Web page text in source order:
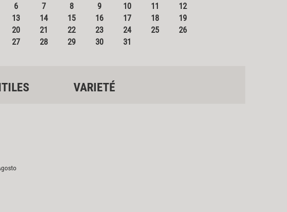
6
7 8 9 10 11
12
13
14 15 16 17 18
19
20
21 22 23 24 25
26
27
28 29 30 31
VARIETÉ